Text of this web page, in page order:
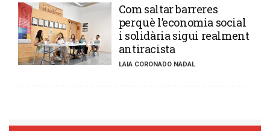
​Com saltar barreres
perquè l’economia social
i solidària sigui realment
antiracista
LAIA CORONADO NADAL